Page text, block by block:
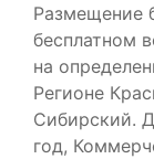
Размещение
бесплатном
на
Регионе
Сибирский.
год,